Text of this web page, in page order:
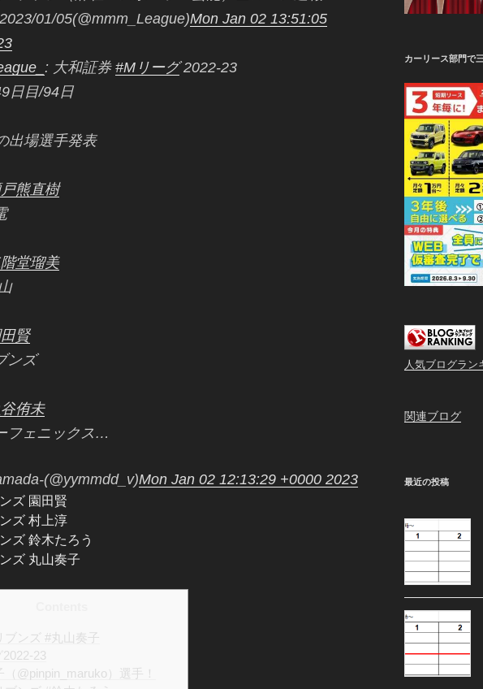
01/05(@mmm_League)Mon Jan 02 13:51:05
: 大和証券 #Mリーグ2022-23
日目/94日
出場選手発表
熊直樹
堂瑠美
賢
ンズ
侑未
フェニックス…
(@yymmdd_v)Mon Jan 02 12:13:29 +0000 2023
ズ 園田賢
ズ 村上淳
ズ 鈴木たろう
ズ 丸山奏子
ブンズ #丸山奏子
23
（@pinpin_maruko）選手！
カーリース部門で
人気ブログラン
関連ブログ
最近の投稿